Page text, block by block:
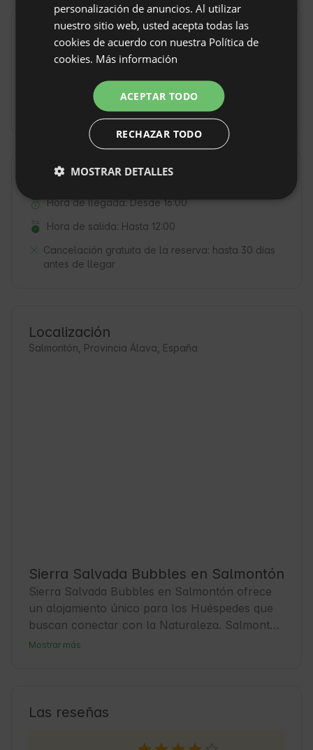
Alrededores
Pueblo / Campo
Reserva natural
Lago
Montañas
Reglas de la propiedad
Hora de llegada: Desde 16:00
Hora de salida: Hasta 12:00
Cancelación gratuita de la reserva: hasta 30 días
antes de llegar
Localización
Salmontón, Provincia Álava, España
Sierra Salvada Bubbles en Salmontón
Sierra Salvada Bubbles en Salmontón ofrece
un alojamiento único para los Huéspedes que
buscan conectar con la Naturaleza. Salmontón
es un pequeño pueblo en Álava, rodeado de
aire libre. Los Huéspedes pueden relajarse en
Bubbles como base para explorar la región.
Mostrar más
Las reseñas
POLISH
GERMAN
personalización de anuncios. Al utilizar
nuestro sitio web, usted acepta todas las
cookies de acuerdo con nuestra Política de
cookies. Más información
ACEPTAR TODO
RECHAZAR TODO
MOSTRAR DETALLES